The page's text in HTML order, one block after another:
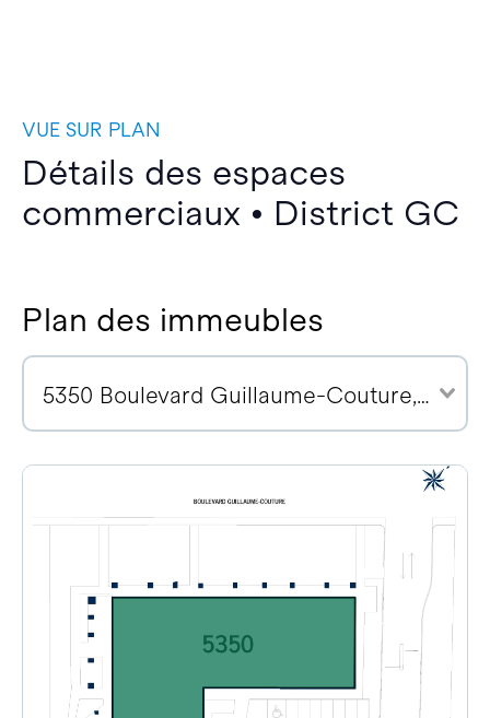
VUE SUR PLAN
Détails des espaces
commerciaux • District GC
Plan des immeubles
5350 Boulevard Guillaume-Couture, G6V 4Z2 (3)